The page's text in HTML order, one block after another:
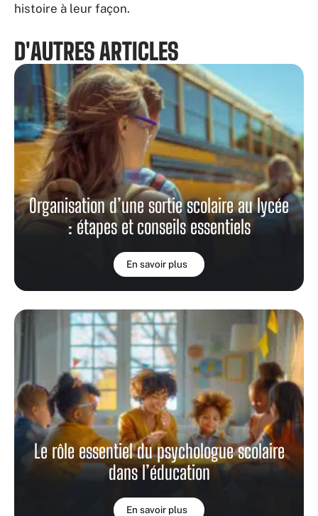
histoire à leur façon.
D'AUTRES ARTICLES
Organisation d’une sortie scolaire au lycée
: étapes et conseils essentiels
En savoir plus
Le rôle essentiel du psychologue scolaire
dans l’éducation
En savoir plus